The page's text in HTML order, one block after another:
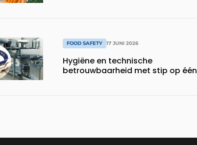
FOOD SAFETY 17 JUNI 2026
Hygiëne en technische
betrouwbaarheid met stip op één